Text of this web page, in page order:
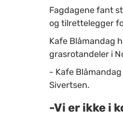
Fagdagene fant
og tilrettelegger
Kafe Blåmandag
grasrotandeler i
- Kafe
Sivertsen.
-Vi er ikke i